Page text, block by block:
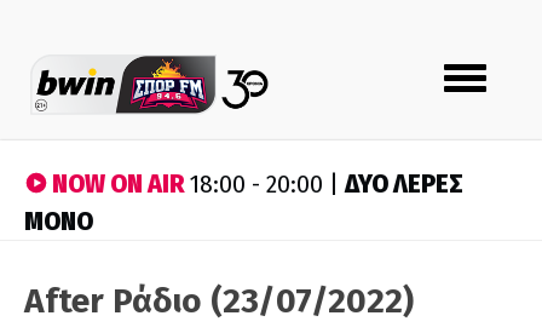
Toggle
navigation
NOW ON AIR18:00 - 20:00 |ΔΥΟ ΛΕΡΕΣ
ΜΟΝΟ
After Ράδιο (23/07/2022)